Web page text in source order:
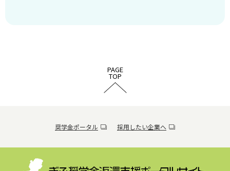
PAGE
TOP
奨学金ポータル 採用したい企業へ